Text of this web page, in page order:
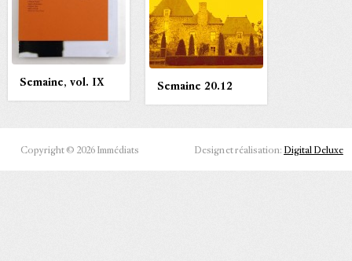
Semaine, vol. IX Semaine 20.12
Copyright © 2026 Immédiats Design et réalisation: Digital Deluxe